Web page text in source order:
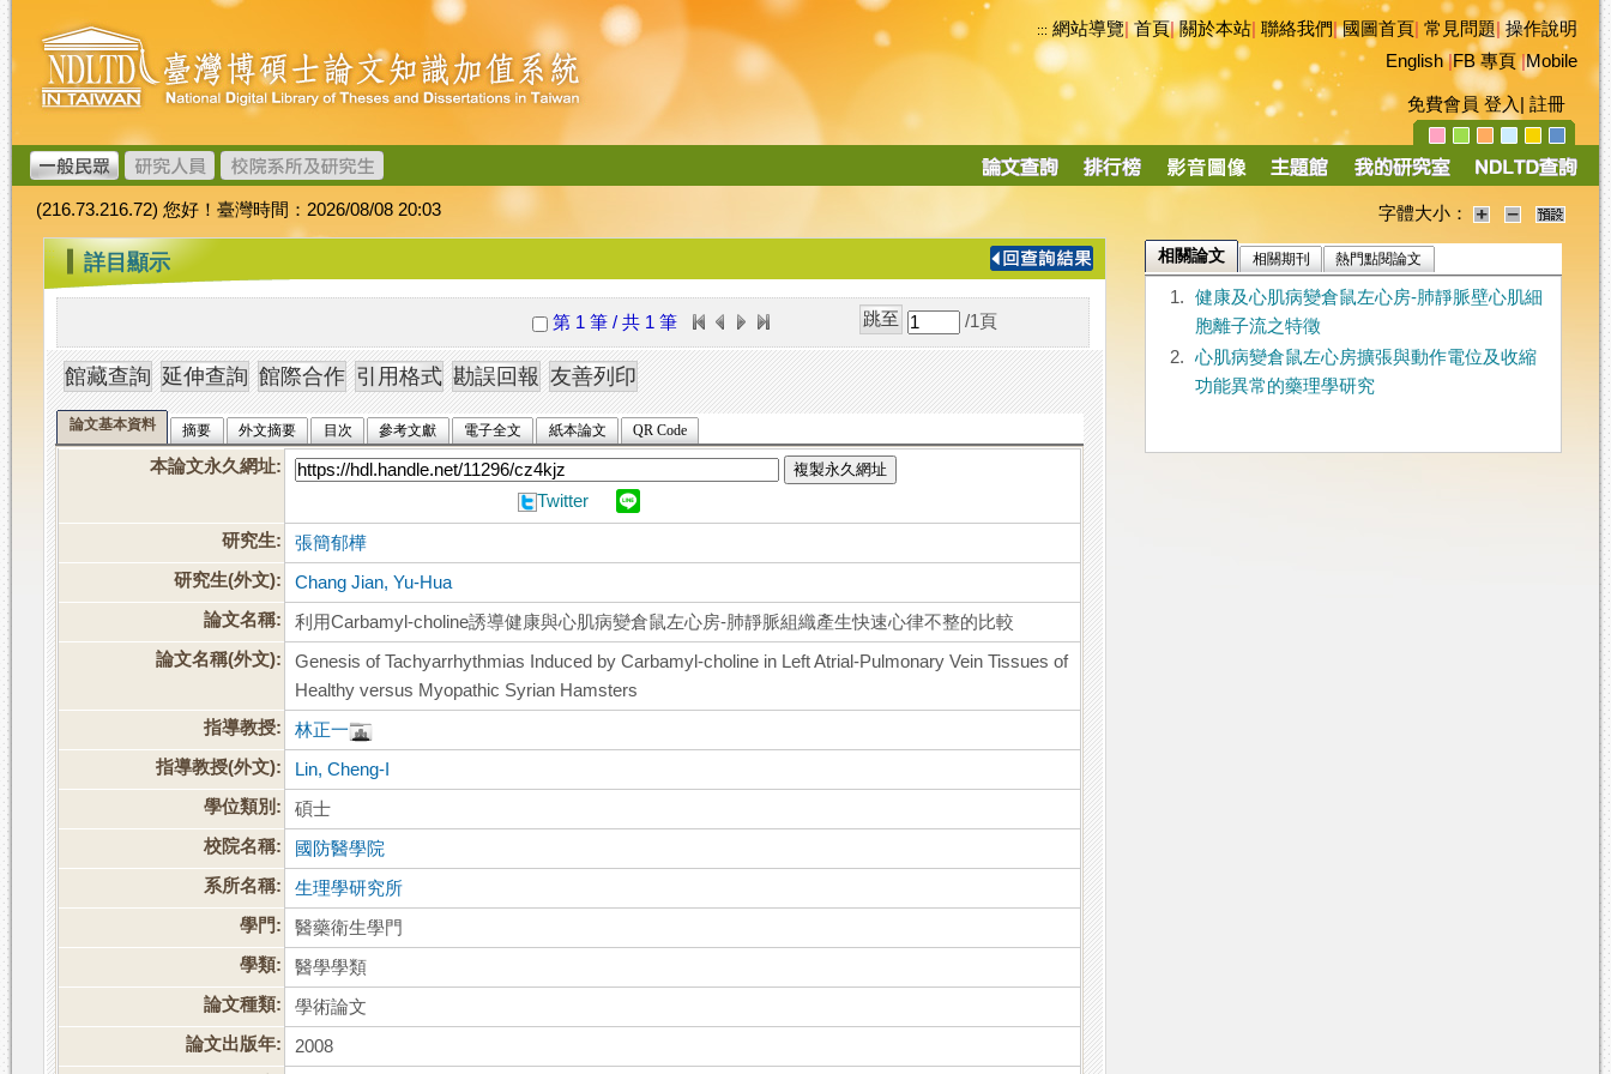
跳
到
主
要
內
容
臺
灣
博
碩
士
論
文
加
值
系
統
::: 網站導覽|首頁|關於本站 聯絡我們|國圖首頁 常見問題|操作說明
English|FB 專頁|Mobile
免費會員 登入 註冊
導
(216.73.216.72) 您好！臺灣時間：2026/08/08 20:03 字體大小：
::: 詳目顯示
第 1 筆 / 共 1 筆 /1 頁
論文基本資料 摘要 外文摘要 目次 參考文獻 電子全文 紙本論文 QR Code
本論文永久網址: 複製永久網址
Twitter
研究生:
張簡郁樺
研究生(外文):
Chang Jian, Yu-Hua
論文名稱:
利用Carbamyl-choline誘導健康與心肌病變倉鼠左心房-肺靜脈組織產生快速心律不整的比較
論文名稱(外文):
Genesis of Tachyarrhythmias Induced by Carbamyl-choline in Left Atrial-Pulmonary Vein Tissues of
Healthy versus Myopathic Syrian Hamsters
指導教授:
林正一
指導教授(外文):
Lin, Cheng-I
學位類別:
碩士
校院名稱:
國防醫學院
系所名稱:
生理學研究所
學門:
醫藥衛生學門
學類:
醫學學類
論文種類:
學術論文
論文出版年:
2008
相關論文 相關期刊 熱門點閱論文
1.
健康及心肌病變倉鼠左心房-肺靜脈壁心肌細
胞離子流之特徵
2.
心肌病變倉鼠左心房擴張與動作電位及收縮
功能異常的藥理學研究